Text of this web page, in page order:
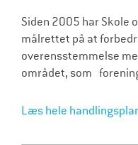
Siden 2005 har Skole
målrettet på at
overensstemmelse
området, som
Læs hele